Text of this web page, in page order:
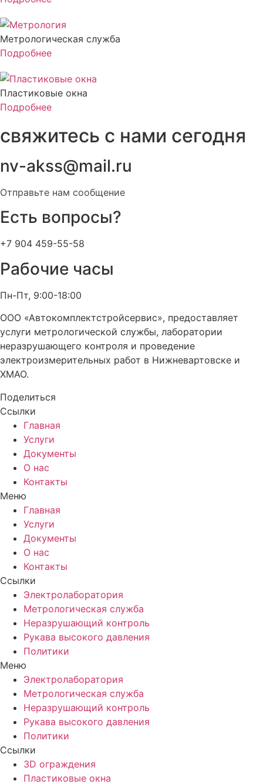
Метрологическая служба
Подробнее
Пластиковые окна
Подробнее
свяжитесь с нами сегодня
nv-akss@mail.ru
Отправьте нам сообщение
Есть вопросы?​
+7 904 459-55-58
Рабочие часы
Пн-Пт, 9:00-18:00
ООО «Автокомплектстройсервис», предоставляет
услуги метрологической службы, лаборатории
неразрушающего контроля и проведение
электроизмерительных работ в Нижневартовске и
ХМАО.
Поделиться
Ссылки
Главная
Услуги
Документы
О нас
Контакты
Меню
Главная
Услуги
Документы
О нас
Контакты
Ссылки
Электролаборатория
Метрологическая служба
Неразрушающий контроль
Рукава высокого давления
Политики
Меню
Электролаборатория
Метрологическая служба
Неразрушающий контроль
Рукава высокого давления
Политики
Ссылки
3D ограждения
Пластиковые окна